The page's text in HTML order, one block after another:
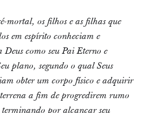
mortal, os filhos e as filhas que
em espírito conheciam e
como seu Pai Eterno e
plano, segundo o qual Seus
obter um corpo físico e adquirir
a fim de progredirem rumo
por alcançar seu